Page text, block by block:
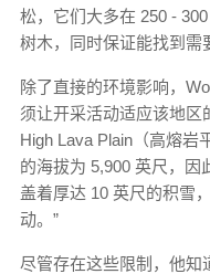
松，它们大多在 250 -
树木，同时保证能找到需
除了直接的环境影响，
须让开采活动适应该地区
High Lava Plain（高熔岩
的海拔为 5,900 英尺，因
盖着厚达 10 英尺的积雪
动。”
尽管存在这些限制，他知